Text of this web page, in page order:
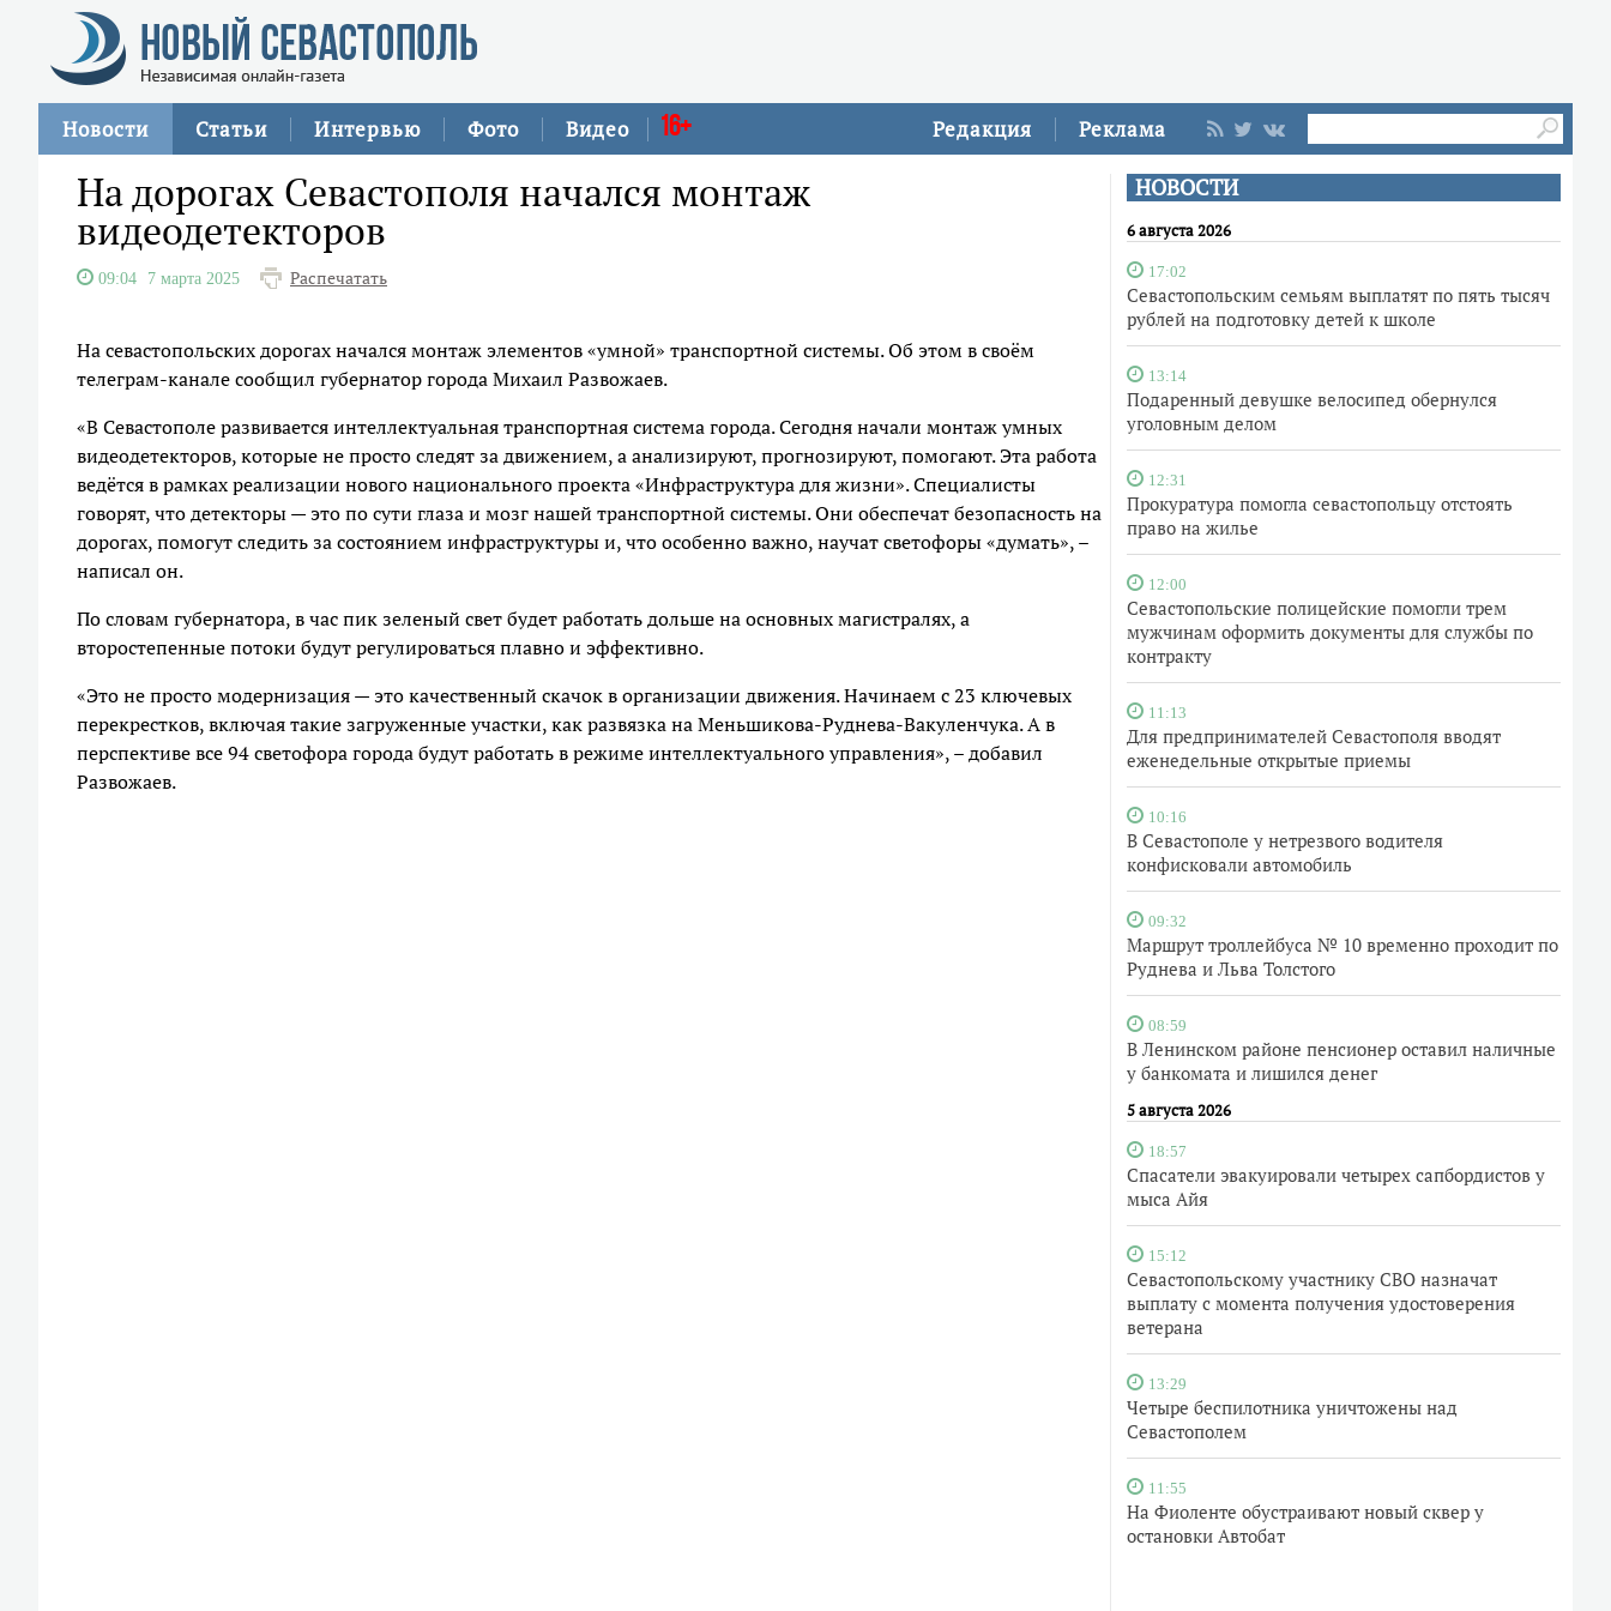
Редакция Реклама
Новости Статьи Интервью Фото Видео 16+
НОВОСТИ
6 августа 2026
17:02
Севастопольским семьям выплатят по пять тысяч
рублей на подготовку детей к школе
13:14
Подаренный девушке велосипед обернулся
уголовным делом
12:31
Прокуратура помогла севастопольцу отстоять
право на жилье
12:00
Севастопольские полицейские помогли трем
мужчинам оформить документы для службы по
контракту
11:13
Для предпринимателей Севастополя вводят
еженедельные открытые приемы
10:16
В Севастополе у нетрезвого водителя
конфисковали автомобиль
09:32
Маршрут троллейбуса № 10 временно проходит по
Руднева и Льва Толстого
08:59
В Ленинском районе пенсионер оставил наличные
у банкомата и лишился денег
5 августа 2026
18:57
Спасатели эвакуировали четырех сапбордистов у
мыса Айя
15:12
Севастопольскому участнику СВО назначат
выплату с момента получения удостоверения
ветерана
13:29
Четыре беспилотника уничтожены над
Севастополем
11:55
На Фиоленте обустраивают новый сквер у
остановки Автобат
На дорогах Севастополя начался монтаж
видеодетекторов
09:04 7 марта 2025 Распечатать
На севастопольских дорогах начался монтаж элементов «умной» транспортной системы. Об этом в своём
телеграм-канале сообщил губернатор города Михаил Развожаев.
«В Севастополе развивается интеллектуальная транспортная система города. Сегодня начали монтаж умных
видеодетекторов, которые не просто следят за движением, а анализируют, прогнозируют, помогают. Эта работа
ведётся в рамках реализации нового национального проекта «Инфраструктура для жизни». Специалисты
говорят, что детекторы — это по сути глаза и мозг нашей транспортной системы. Они обеспечат безопасность на
дорогах, помогут следить за состоянием инфраструктуры и, что особенно важно, научат светофоры «думать», –
написал он.
По словам губернатора, в час пик зеленый свет будет работать дольше на основных магистралях, а
второстепенные потоки будут регулироваться плавно и эффективно.
«Это не просто модернизация — это качественный скачок в организации движения. Начинаем с 23 ключевых
перекрестков, включая такие загруженные участки, как развязка на Меньшикова-Руднева-Вакуленчука. А в
перспективе все 94 светофора города будут работать в режиме интеллектуального управления», – добавил
Развожаев.